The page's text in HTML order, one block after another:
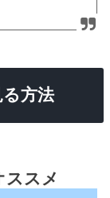
方法
ススメ